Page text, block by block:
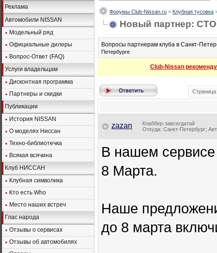
Реклама
Автомобили NISSAN
Модельный ряд
Официальные дилеры
Вопрос-Ответ (FAQ)
Услуги владельцам
Дисконтная программа
Партнеры и скидки
Публикации
История NISSAN
О моделях Ниссан
Техно-библиотечка
Всякая всячина
Клуб НИССАН
Клубная символика
Кто есть Who
Место наших встреч
Глас народа
Отзывы о сервисах
Отзывы об автомобилях
Форумы Club-Nissan.ru > Клубная тусовка
Новый партнер: СТО
Вопросы партнерам клуба в Санкт-
Петербурге
Club-Nissan
Страница
zazan
Клаббер-завсегдатай
Откуда: Санкт-Петербург;
В нашем
8 Марта.
Наше
до 8 марта